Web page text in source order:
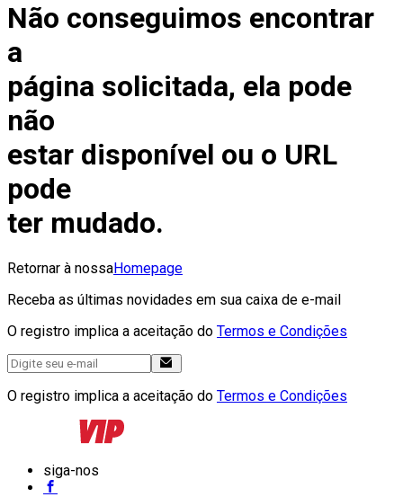
Não conseguimos encontrar
a
página solicitada, ela pode
não
estar disponível ou o URL
pode
ter mudado.
Retornar à nossaHomepage
Receba as últimas novidades em sua caixa de e-mail
O registro implica a aceitação do Termos e Condições
O registro implica a aceitação do Termos e Condições
siga-nos